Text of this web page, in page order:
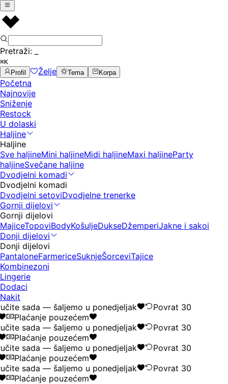
Pretraži:
⌘K
Profil
Želje Tema Korpa
Početna
Najnovije
Sniženje
Restock
U dolaski
Haljine
Haljine
Sve haljineMini haljineMidi haljineMaxi haljineParty
haljineSvečane haljine
Dvodjelni komadi
Dvodjelni komadi
Dvodjelni setoviDvodjelne trenerke
Gornji dijelovi
Gornji dijelovi
MajiceTopoviBodyKošuljeDukseDžemperiJakne i sakoi
Donji dijelovi
Donji dijelovi
PantaloneFarmericeSuknjeŠorceviTajice
Kombinezoni
Lingerie
Dodaci
Nakit
sada — šaljemo u ponedjeljak
Povrat 30
Plaćanje pouzećem
sada — šaljemo u ponedjeljak
Povrat 30
Plaćanje pouzećem
sada — šaljemo u ponedjeljak
Povrat 30
Plaćanje pouzećem
sada — šaljemo u ponedjeljak
Povrat 30
Plaćanje pouzećem